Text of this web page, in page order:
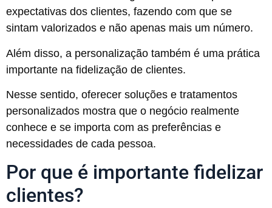
expectativas dos clientes, fazendo com que se
sintam valorizados e não apenas mais um número.
Além disso, a personalização também é uma prática
importante na fidelização de clientes.
Nesse sentido, oferecer soluções e tratamentos
personalizados mostra que o negócio realmente
conhece e se importa com as preferências e
necessidades de cada pessoa.
Por que é importante fidelizar
clientes?